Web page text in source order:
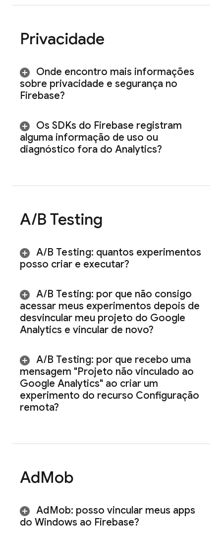
Privacidade
Onde encontro mais informações
sobre privacidade e segurança no
Firebase?
Os SDKs do Firebase registram
alguma informação de uso ou
diagnóstico fora do Analytics?
A/B Testing
A/B Testing: quantos experimentos
posso criar e executar?
A/B Testing: por que não consigo
acessar meus experimentos depois de
desvincular meu projeto do Google
Analytics e vincular de novo?
A/B Testing: por que recebo uma
mensagem "Projeto não vinculado ao
Google Analytics" ao criar um
experimento do recurso Configuração
remota?
AdMob
AdMob: posso vincular meus apps
do Windows ao Firebase?